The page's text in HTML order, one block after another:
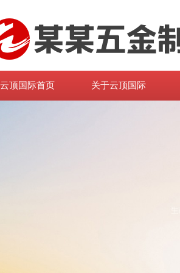
云顶国际首页 关于云顶国际